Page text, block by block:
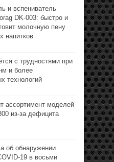
и вспениватель
DK-003: быстро и
молочную пену
напитков
с трудностями при
и более
технологий
ассортимент моделей
из-за дефицита
об обнаружении
19 в восьми